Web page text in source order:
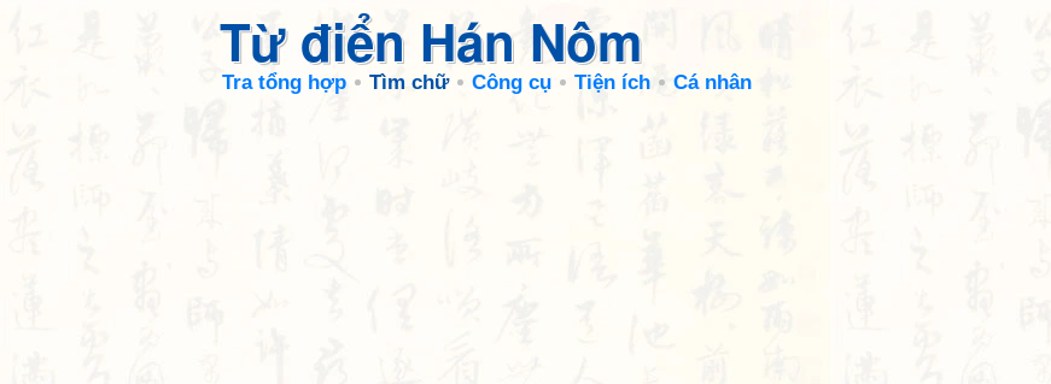
Từ điển Hán Nôm
Tra tổng hợp Tìm chữ Công cụ Tiện ích Cá nhân